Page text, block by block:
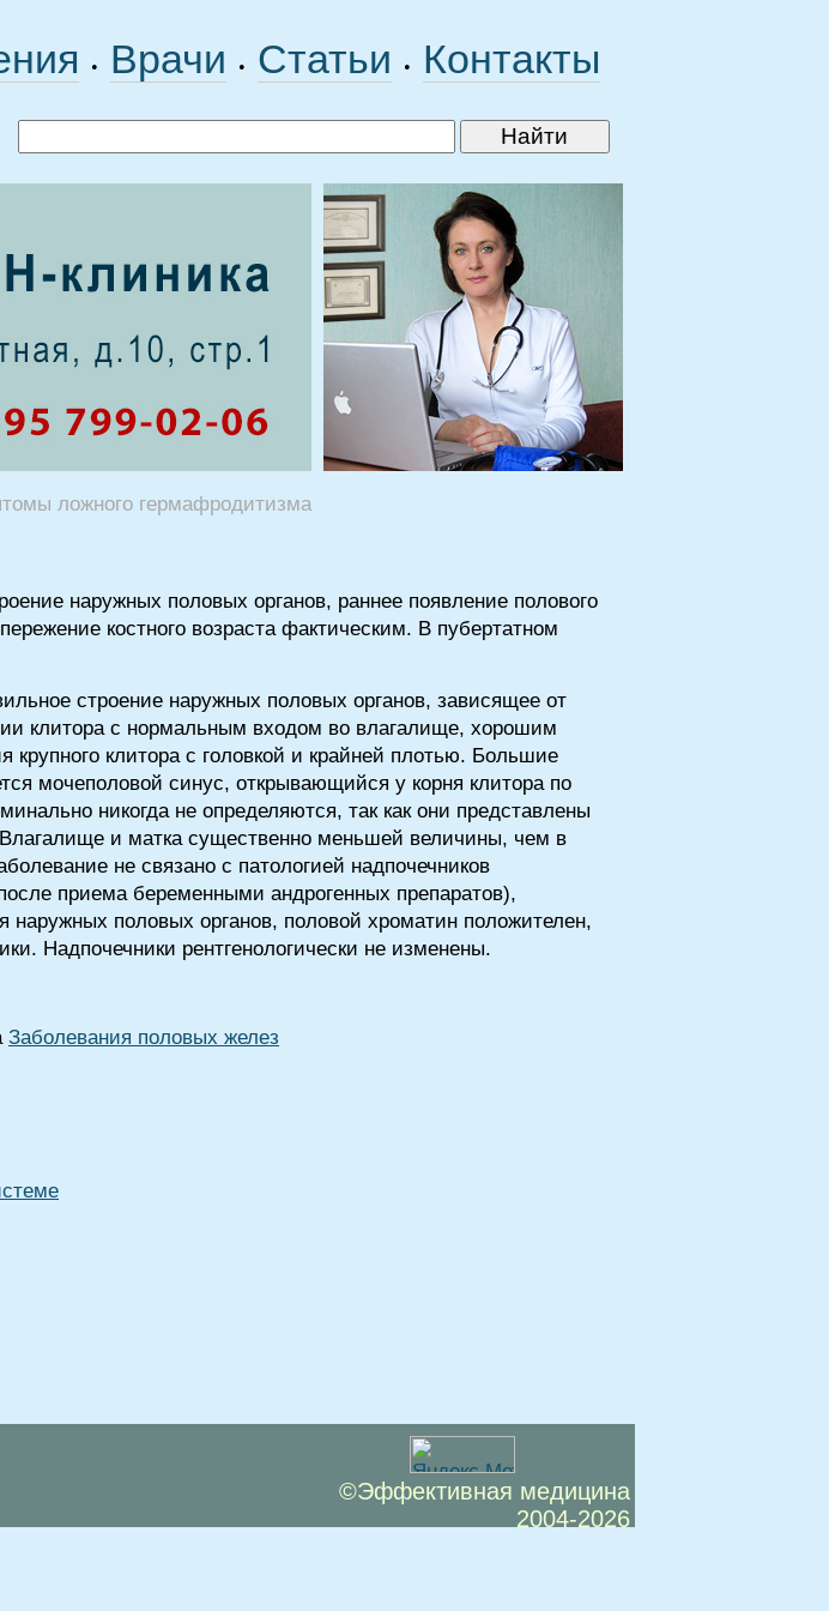
• Врачи • Статьи • Контакты
ложного гермафродитизма
наружных половых органов, раннее появление полового
костного возраста фактическим. В пубертатном
строение наружных половых органов, зависящее от
клитора с нормальным входом во влагалище, хорошим
клитора с головкой и крайней плотью. Большие
мочеполовой синус, открывающийся у корня клитора по
никогда не определяются, так как они представлены
и матка существенно меньшей величины, чем в
не связано с патологией надпочечников
приема беременными андрогенных препаратов),
наружных половых органов, половой хроматин положителен,
Надпочечники рентгенологически не изменены.
Заболевания половых желез
©Эффективная медицина
2004-2026